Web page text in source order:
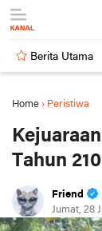
Berita Utama
Home › Peristiwa
Tahun
Friend
Jumat, 28